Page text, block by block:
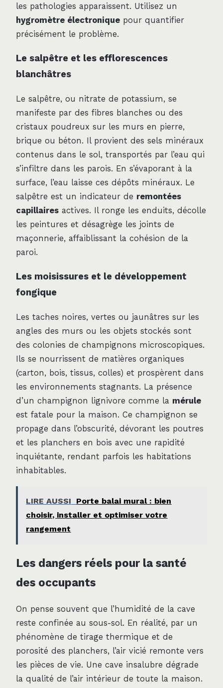
les pathologies apparaissent. Utilisez un
hygromètre électronique pour quantifier
précisément le problème.
Le salpêtre et les efflorescences
blanchâtres
Le salpêtre, ou nitrate de potassium, se
manifeste par des fibres blanches ou des
cristaux poudreux sur les murs en pierre,
brique ou béton. Il provient des sels minéraux
contenus dans le sol, transportés par l’eau qui
s’infiltre dans les parois. En s’évaporant à la
surface, l’eau laisse ces dépôts minéraux. Le
salpêtre est un indicateur de remontées
capillaires actives. Il ronge les enduits, décolle
les peintures et désagrège les joints de
maçonnerie, affaiblissant la cohésion de la
paroi.
Les moisissures et le développement
fongique
Les taches noires, vertes ou jaunâtres sur les
angles des murs ou les objets stockés sont
des colonies de champignons microscopiques.
Ils se nourrissent de matières organiques
(carton, bois, tissus, colles) et prospèrent dans
les environnements stagnants. La présence
d’un champignon lignivore comme la mérule
est fatale pour la maison. Ce champignon se
propage dans l’obscurité, dévorant les poutres
et les planchers en bois avec une rapidité
inquiétante, rendant parfois les habitations
inhabitables.
LIRE AUSSI
Porte balai mural : bien
choisir, installer et optimiser votre
rangement
Les dangers réels pour la santé
des occupants
On pense souvent que l’humidité de la cave
reste confinée au sous-sol. En réalité, par un
phénomène de tirage thermique et de
porosité des planchers, l’air vicié remonte vers
les pièces de vie. Une cave insalubre dégrade
la qualité de l’air intérieur de toute la maison.